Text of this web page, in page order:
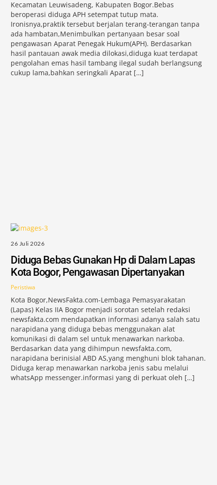
Kecamatan Leuwisadeng, Kabupaten Bogor.Bebas
beroperasi diduga APH setempat tutup mata.
Ironisnya,praktik tersebut berjalan terang-terangan tanpa
ada hambatan,Menimbulkan pertanyaan besar soal
pengawasan Aparat Penegak Hukum(APH). Berdasarkan
hasil pantauan awak media dilokasi,diduga kuat terdapat
pengolahan emas hasil tambang ilegal sudah berlangsung
cukup lama,bahkan seringkali Aparat […]
26 Juli 2026
Diduga Bebas Gunakan Hp di Dalam Lapas
Kota Bogor, Pengawasan Dipertanyakan
Peristiwa
Kota Bogor,NewsFakta.com-Lembaga Pemasyarakatan
(Lapas) Kelas IIA Bogor menjadi sorotan setelah redaksi
newsfakta.com mendapatkan informasi adanya salah satu
narapidana yang diduga bebas menggunakan alat
komunikasi di dalam sel untuk menawarkan narkoba.
Berdasarkan data yang dihimpun newsfakta.com,
narapidana berinisial ABD AS,yang menghuni blok tahanan.
Diduga kerap menawarkan narkoba jenis sabu melalui
whatsApp messenger.informasi yang di perkuat oleh […]